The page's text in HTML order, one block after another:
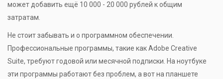
может добавить ещё 10 000 - 20 000 рублей к общим
затратам.
Не стоит забывать и о программном обеспечении.
Профессиональные программы, такие как Adobe Creative
Suite, требуют годовой или месячной подписки. На ноутбуке
эти программы работают без проблем, а вот на планшете